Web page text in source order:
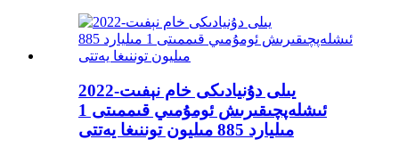
2022-يىلى دۇنيادىكى خام نېفىت
ئىشلەپچىقىرىش ئومۇمىي قىممىتى 1
مىليارد 885 مىليون توننىغا يەتتى